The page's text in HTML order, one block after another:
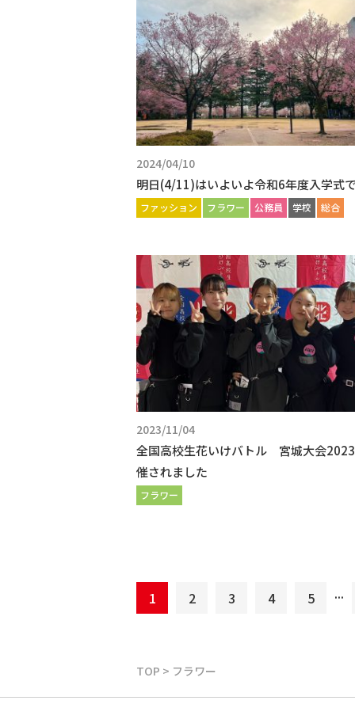
2024/04/10
明日(4/11)はいよいよ令和6年度入学式
ファッション フラワー 公務員 学校 総合
2023/11/04
全国高校生花いけバトル 宮城大会
催されました
フラワー
1 2 3 4 5 ...
TOP > フラワー